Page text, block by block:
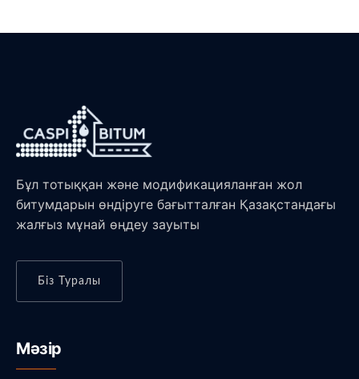
Бұл тотыққан және модификацияланған жол
битумдарын өндіруге бағытталған Қазақстандағы
жалғыз мұнай өңдеу зауыты
Біз Туралы
Мәзір